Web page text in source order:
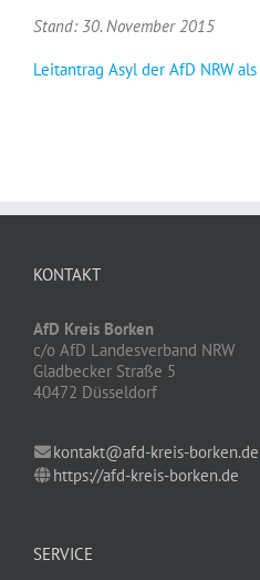
Stand: 30. November 2015
Leitantrag Asyl der AfD NRW als
KONTAKT
AfD Kreis Borken
c/o AfD Landesverband NRW
Gladbecker Straße 5
40472 Düsseldorf
kontakt@afd-kreis-borken.de
https://afd-kreis-borken.de
SERVICE